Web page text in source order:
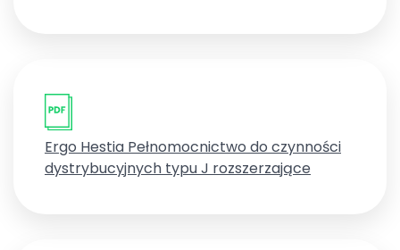
Ergo Hestia Pełnomocnictwo do czynności
dystrybucyjnych typu J rozszerzające